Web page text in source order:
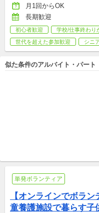
月1回からOK
長期歓迎
初心者歓迎 学校/仕事終わり
世代を超えた参加歓迎
シニ
似た条件のアルバイト・パート
単発ボランティア
【オンラインでボラ
童養護施設で暮らす子